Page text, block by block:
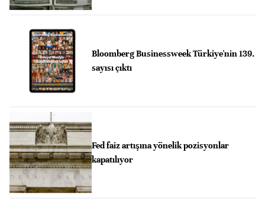
Bloomberg Businessweek Türkiye'nin 139.
sayısı çıktı
Fed faiz artışına yönelik pozisyonlar
kapatılıyor